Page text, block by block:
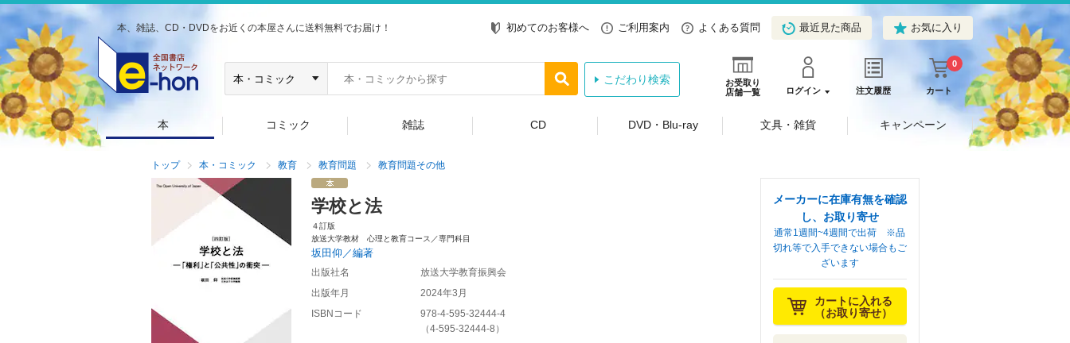
本、雑誌、CD・DVDをお近くの本屋さんに送料無料でお届け！ 初めてのお客様へ ご利用案内 よくある質問 最近見た商品 お気に入り
お受取り
店舗一覧
ログイン 注文履歴 カート
0
こだわり検索
本 コミック 雑誌 CD DVD・Blu-ray 文具・雑貨 キャンペーン
トップ 本・コミック 教育 教育問題 教育問題その他
学校と法
４訂版
放送大学教材 心理と教育コース／専門科目
坂田仰／編著
出版社名
放送大学教育振興会
出版年月
2024年3月
ISBNコード
978-4-595-32444-4
（4-595-32444-8 ）
メーカーに在庫有無を確認
し、お取り寄せ
通常1週間~4週間で出荷 ※品
切れ等で入手できない場合もご
ざいます
カートに入れる
（お取り寄せ）